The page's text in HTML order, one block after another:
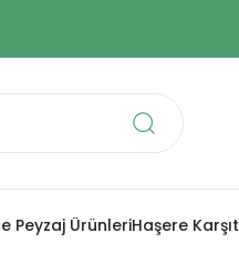
Peyzaj ÜrünleriHaşere